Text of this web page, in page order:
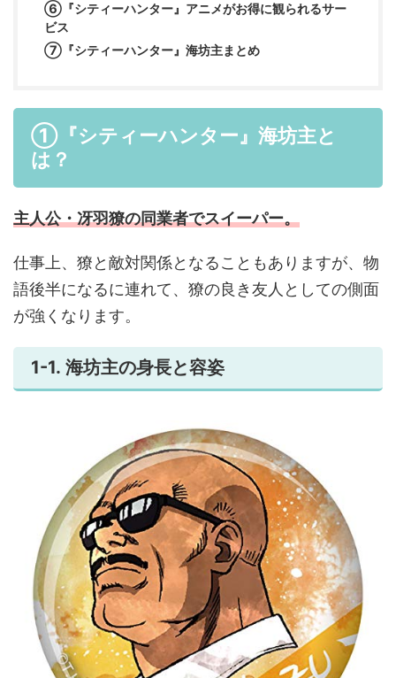
⑥『シティーハンター』アニメがお得に観られるサー
ビス
⑦『シティーハンター』海坊主まとめ
①『シティーハンター』海坊主と
は？
主人公・冴羽獠の同業者でスイーパー。
仕事上、獠と敵対関係となることもありますが、物
語後半になるに連れて、獠の良き友人としての側面
が強くなります。
1-1. 海坊主の身長と容姿